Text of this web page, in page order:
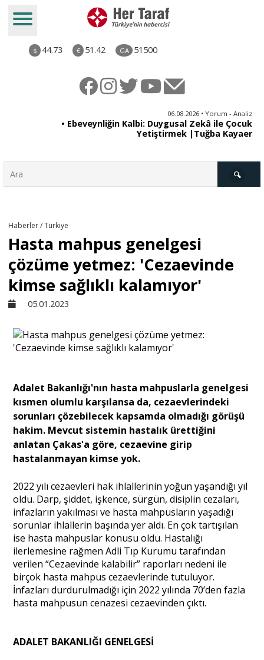
$ 44.73 € 51.42 GA 51500
06.08.2026 • Yorum - Analiz
• Ebeveynliğin Kalbi: Duygusal Zekâ ile Çocuk
Yetiştirmek |Tuğba Kayaer
Derkenar
Sivil Toplum
Kültür - Sanat
Dünya
Yorum - Analiz
Söyleşi
Yazı Dizisi
Portre
Yazarlar
Haberler / Türkiye
Hasta mahpus genelgesi
çözüme yetmez: 'Cezaevinde
kimse sağlıklı kalamıyor'
05.01.2023
Adalet Bakanlığı'nın hasta mahpuslarla genelgesi
kısmen olumlu karşılansa da, cezaevlerindeki
sorunları çözebilecek kapsamda olmadığı görüşü
hakim. Mevcut sistemin hastalık ürettiğini
anlatan Çakas'a göre, cezaevine girip
hastalanmayan kimse yok.
2022 yılı cezaevleri hak ihlallerinin yoğun yaşandığı yıl
oldu. Darp, şiddet, işkence, sürgün, disiplin cezaları,
infazların yakılması ve hasta mahpusların yaşadığı
sorunlar ihlallerin başında yer aldı. En çok tartışılan
ise hasta mahpuslar konusu oldu. Hastalığı
ilerlemesine rağmen Adli Tıp Kurumu tarafından
verilen “Cezaevinde kalabilir” raporları nedeni ile
birçok hasta mahpus cezaevlerinde tutuluyor.
İnfazları durdurulmadığı için 2022 yılında 70’den fazla
hasta mahpusun cenazesi cezaevinden çıktı.
ADALET BAKANLIĞI GENELGESİ